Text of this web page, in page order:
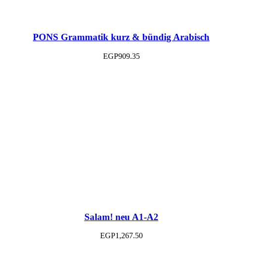
PONS Grammatik kurz & bündig Arabisch
EGP909.35
Salam! neu A1-A2
EGP1,267.50